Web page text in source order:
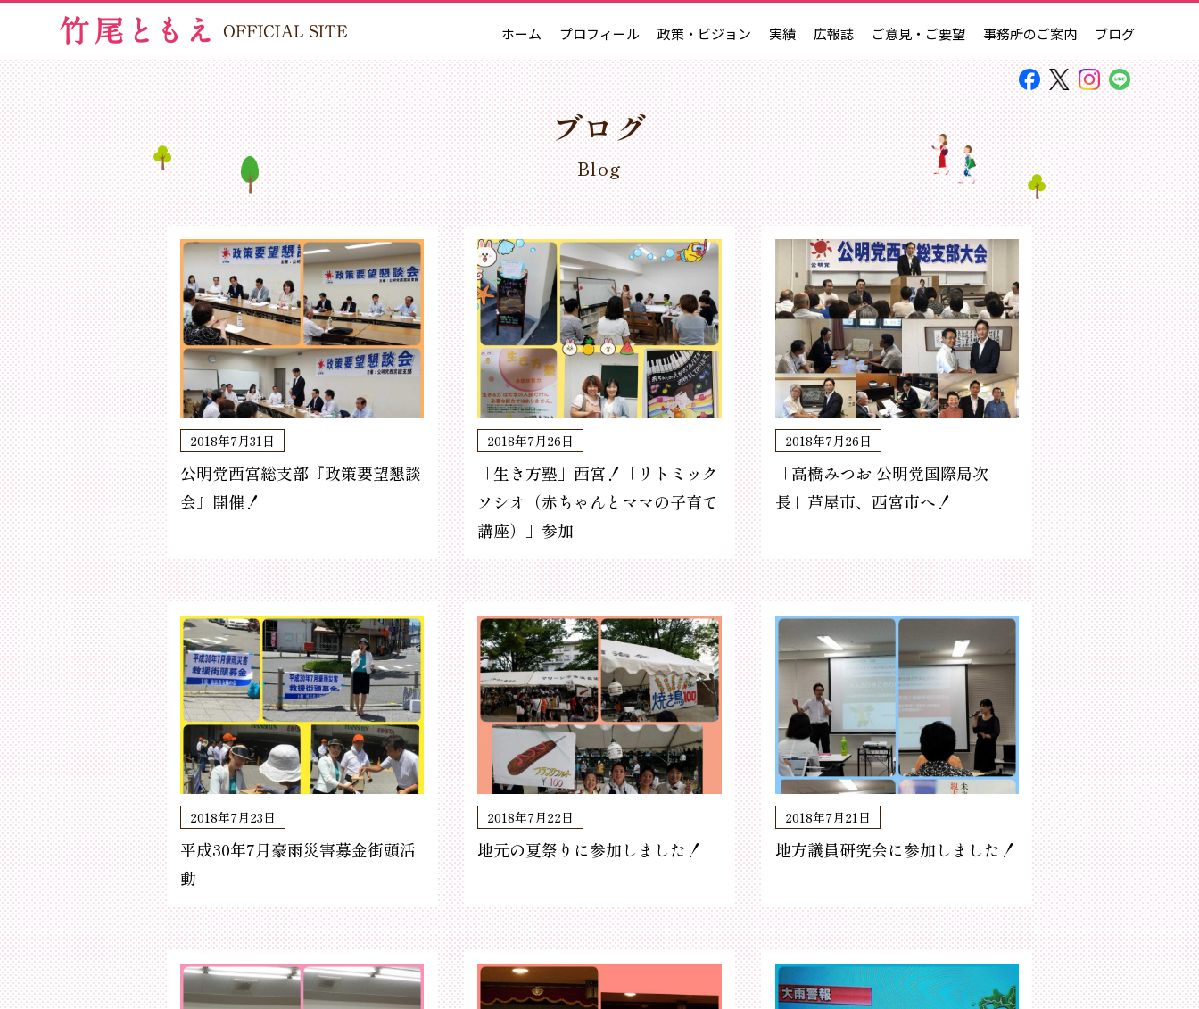
ホーム プロフィール 政策・ビジョン 実績 広報誌 ご意見・ご要望 事務所のご案内 ブログ
ブログ
Blog
2018年7月31日
公明党西宮総支部『政策要望懇談
会』開催！
2018年7月26日
「生き方塾」西宮！「リトミック
ソシオ（赤ちゃんとママの子育て
講座）」参加
2018年7月26日
「高橋みつお 公明党国際局次
長」芦屋市、西宮市へ！
2018年7月23日
平成30年7月豪雨災害募金街頭活
動
2018年7月22日
地元の夏祭りに参加しました！
2018年7月21日
地方議員研究会に参加しました！